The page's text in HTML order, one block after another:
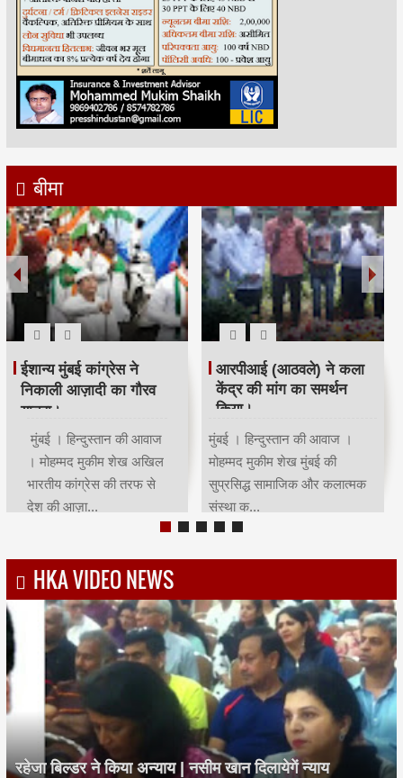
बीमा
रमजान पर दिया एकता-
भाईचारे का संदेश:कांग्रेस ने
आयोजित किया रोजा इफ्तार
मुंबई | हिन्दुस्तान की आवाज |
मोहम्मद मुकीम शेखमुंबई कांग्रेस
अध्यक्ष भाई जगताप व कार्याध्यक्ष
चरणसि...
श्री सिद्धिविनायक मंदिर
ट्रस्ट ने सचिन तेंदुलकर का
सम्मान किया।
मुंबई । हिन्दुस्तान की आवाज ।
मोहम्मद मुकीम शेख भारतीय क्रिकेट
के भगवान कहे जाने वाले देश के
मह...
HKA VIDEO NEWS
रहेजा बिल्डर ने किया अन्याय | नसीम खान दिलायेगें न्याय